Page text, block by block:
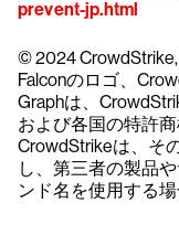
prevent-jp.html
© 2024 CrowdStrike,
Falconのロゴ、
Graphは、
および各国の特許
CrowdStrikeは、そ
し、第三者の製品
ンド名を使用する場